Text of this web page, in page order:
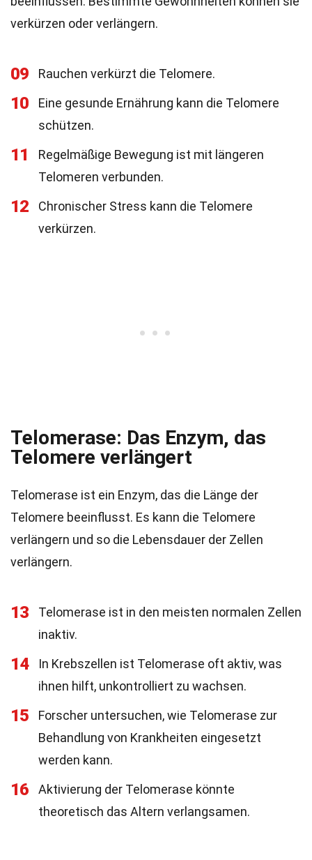
verkürzen oder verlängern.
09 Rauchen verkürzt die Telomere.
10
Eine gesunde Ernährung kann die Telomere
schützen.
11
Regelmäßige Bewegung ist mit längeren
Telomeren verbunden.
12
Chronischer Stress kann die Telomere
verkürzen.
Telomerase: Das Enzym, das
Telomere verlängert
Telomerase ist ein Enzym, das die Länge der
Telomere beeinflusst. Es kann die Telomere
verlängern und so die Lebensdauer der Zellen
verlängern.
13
Telomerase ist in den meisten normalen Zellen
inaktiv.
14
In Krebszellen ist Telomerase oft aktiv, was
ihnen hilft, unkontrolliert zu wachsen.
15
Forscher untersuchen, wie Telomerase zur
Behandlung von Krankheiten eingesetzt
werden kann.
16
Aktivierung der Telomerase könnte
theoretisch das Altern verlangsamen.